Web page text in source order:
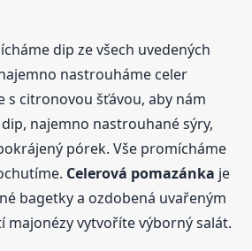
dip ze všech uvedených
nastrouháme celer
s citronovou šťávou, aby nám
najemno nastrouhané sýry,
pórek. Vše promícháme
Celerová pomazánka je
bagetky a ozdobená uvařeným
majonézy vytvoříte výborný salát.